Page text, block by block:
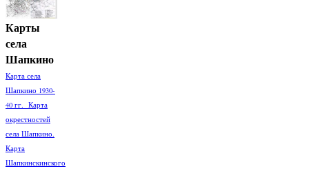
Карты
села
Шапкино
Карта села
Шапкино 1930-
40 гг. Карта
окрестностей
села Шапкино.
Карта
Шапкинскинского